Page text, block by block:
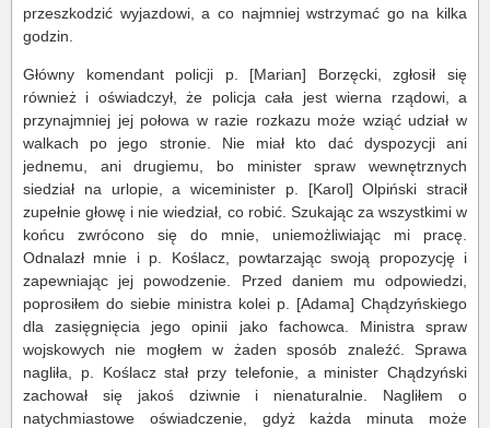
przeszkodzić wyjazdowi, a co najmniej wstrzymać go na kilka
godzin.
Główny komendant policji p. [Marian] Borzęcki, zgłosił się
również i oświadczył, że policja cała jest wierna rządowi, a
przynajmniej jej połowa w razie rozkazu może wziąć udział w
walkach po jego stronie. Nie miał kto dać dyspozycji ani
jednemu, ani drugiemu, bo minister spraw wewnętrznych
siedział na urlopie, a wiceminister p. [Karol] Olpiński stracił
zupełnie głowę i nie wiedział, co robić. Szukając za wszystkimi w
końcu zwrócono się do mnie, uniemożliwiając mi pracę.
Odnalazł mnie i p. Koślacz, powtarzając swoją propozycję i
zapewniając jej powodzenie. Przed daniem mu odpowiedzi,
poprosiłem do siebie ministra kolei p. [Adama] Chądzyńskiego
dla zasięgnięcia jego opinii jako fachowca. Ministra spraw
wojskowych nie mogłem w żaden sposób znaleźć. Sprawa
nagliła, p. Koślacz stał przy telefonie, a minister Chądzyński
zachował się jakoś dziwnie i nienaturalnie. Nagliłem o
natychmiastowe oświadczenie, gdyż każda minuta może